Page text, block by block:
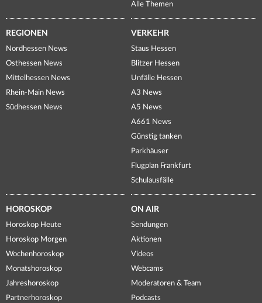
Alle Themen
REGIONEN
Nordhessen News
Osthessen News
Mittelhessen News
Rhein-Main News
Südhessen News
VERKEHR
Staus Hessen
Blitzer Hessen
Unfälle Hessen
A3 News
A5 News
A661 News
Günstig tanken
Parkhäuser
Flugplan Frankfurt
Schulausfälle
HOROSKOP
Horoskop Heute
Horoskop Morgen
Wochenhoroskop
Monatshoroskop
Jahreshoroskop
Partnerhoroskop
ON AIR
Sendungen
Aktionen
Videos
Webcams
Moderatoren & Team
Podcasts